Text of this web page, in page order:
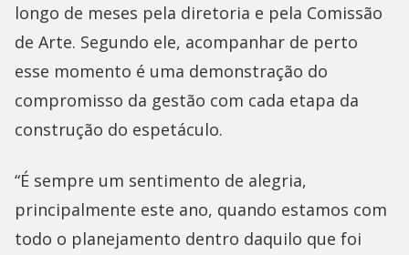
longo de meses pela diretoria e pela Comissão
de Arte. Segundo ele, acompanhar de perto
esse momento é uma demonstração do
compromisso da gestão com cada etapa da
construção do espetáculo.
“É sempre um sentimento de alegria,
principalmente este ano, quando estamos com
todo o planejamento dentro daquilo que foi